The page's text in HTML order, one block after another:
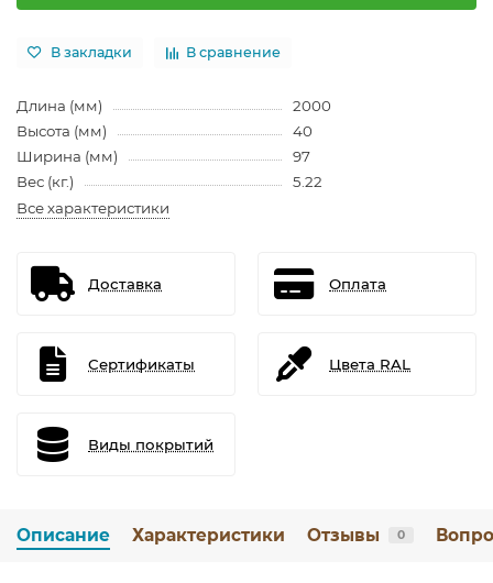
В закладки В сравнение
Длина (мм)
2000
Высота (мм)
40
Ширина (мм)
97
Вес (кг.)
5.22
Все характеристики
Доставка Оплата
Сертификаты Цвета RAL
Виды покрытий
Описание Характеристики Отзывы 0